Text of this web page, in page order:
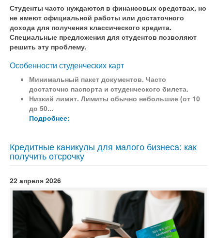
Студенты часто нуждаются в финансовых средствах, но
не имеют официальной работы или достаточного
дохода для получения классического кредита.
Специальные предложения для студентов позволяют
решить эту проблему.
Особенности студенческих карт
Минимальный пакет документов. Часто
достаточно паспорта и студенческого билета.
Низкий лимит. Лимиты обычно небольшие (от 10
до 50...
Подробнее:
Кредитные каникулы для малого бизнеса: как
получить отсрочку
22 апреля 2026